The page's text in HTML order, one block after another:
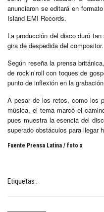
anunciaron se editará en
Island EMI Records.
La producción del disco duró
gira de despedida del compositor.
Según reseña la prensa
de rock’n’roll con toques de
punto de inflexión en la
A pesar de los retos, como los
música, el tema marcó el
pues muestra la esencia del
superado obstáculos para llegar
Fuente Prensa Latina / foto x
Etiquetas :